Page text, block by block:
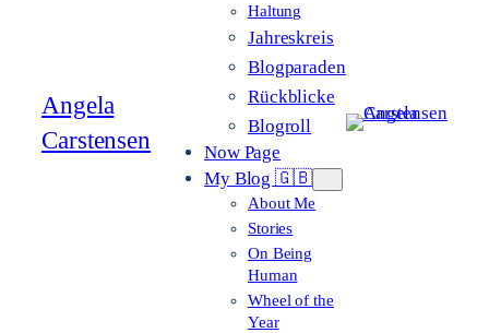
Angela
Carstensen
Haltung
Jahreskreis
Blogparaden
Rückblicke
Blogroll
Now Page
My Blog 🇬🇧
About Me
Stories
On Being
Human
Wheel of the
Year